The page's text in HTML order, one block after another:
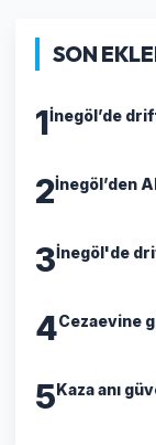
SON
1İnegöl’de
2İnegöl’den
3İnegöl'de
4Cezaevine
5Kaza anı